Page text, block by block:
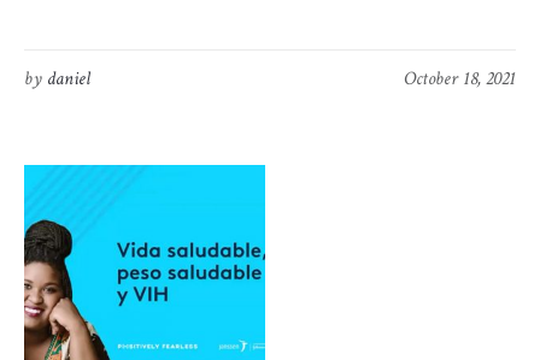
October 18, 2021
by daniel